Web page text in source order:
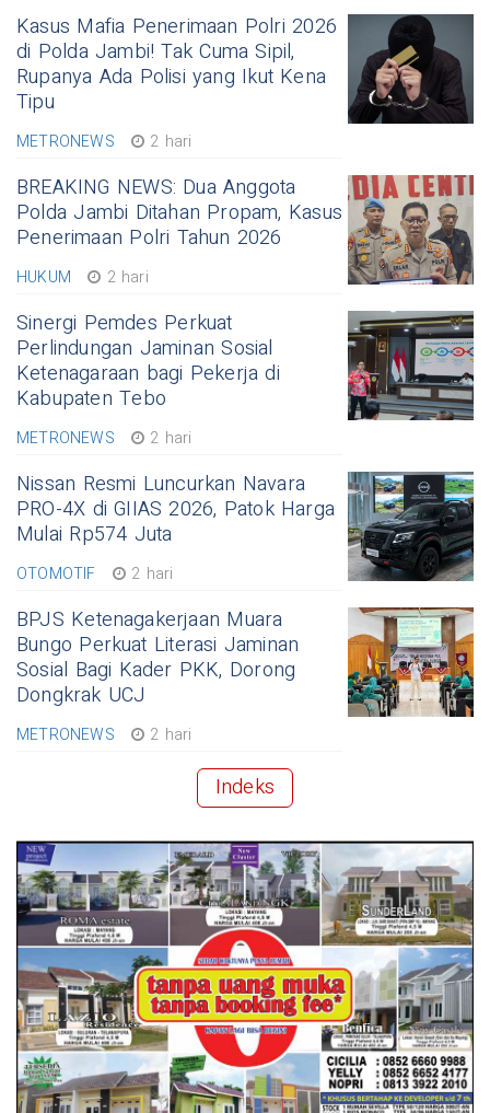
Kasus Mafia Penerimaan Polri 2026
di Polda Jambi! Tak Cuma Sipil,
Rupanya Ada Polisi yang Ikut Kena
Tipu
METRONEWS 2 hari
BREAKING NEWS: Dua Anggota
Polda Jambi Ditahan Propam, Kasus
Penerimaan Polri Tahun 2026
HUKUM 2 hari
Sinergi Pemdes Perkuat
Perlindungan Jaminan Sosial
Ketenagaraan bagi Pekerja di
Kabupaten Tebo
METRONEWS 2 hari
Nissan Resmi Luncurkan Navara
PRO-4X di GIIAS 2026, Patok Harga
Mulai Rp574 Juta
OTOMOTIF 2 hari
BPJS Ketenagakerjaan Muara
Bungo Perkuat Literasi Jaminan
Sosial Bagi Kader PKK, Dorong
Dongkrak UCJ
METRONEWS 2 hari
Indeks